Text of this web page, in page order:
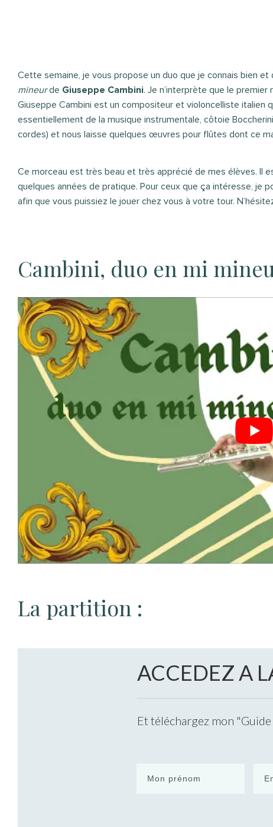
Cette semaine, je vous propose un duo que je connais bien
mineurde Giuseppe Cambini. Je n’interprète que le
Giuseppe Cambini est un compositeur et violoncelliste italien
essentiellement de la musique instrumentale, côtoie
cordes) et nous laisse quelques œuvres pour flûtes dont ce
Ce morceau est très beau et très apprécié de mes élèves. Il
quelques années de pratique. Pour ceux que ça intéresse, je
afin que vous puissiez le jouer chez vous à votre tour.
Cambini, duo en mi
La partition :
ACCEDEZ A
Et téléchargez mon